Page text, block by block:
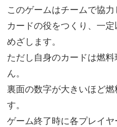
このゲームはチームで協
カードの役をつくり、一
めざします。
ただし自身のカードは燃
ん。
裏面の数字が大きいほど
す。
ゲーム終了時に各プレイ